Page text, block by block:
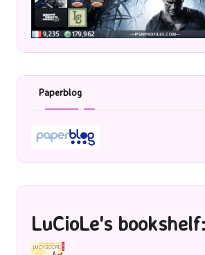
Paperblog
LuCioLe's